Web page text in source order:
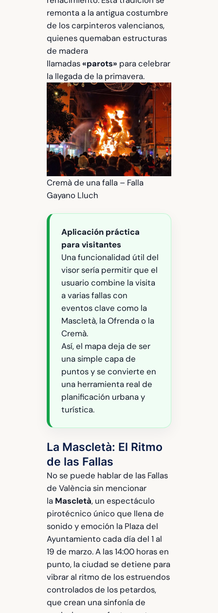
remonta a la antigua costumbre
de los carpinteros valencianos,
quienes quemaban estructuras
de madera
llamadas«parots» para celebrar
la llegada de la primavera.
Cremà de una falla – Falla
Gayano Lluch
Aplicación práctica
para visitantes
Una funcionalidad útil del
visor sería permitir que el
usuario combine la visita
a varias fallas con
eventos clave como la
Mascletà, la Ofrenda o la
Cremà.
Así, el mapa deja de ser
una simple capa de
puntos y se convierte en
una herramienta real de
planificación urbana y
turística.
La Mascletà: El Ritmo
de las Fallas
No se puede hablar de las Fallas
de València sin mencionar
la Mascletà, un espectáculo
pirotécnico único que llena de
sonido y emoción la Plaza del
Ayuntamiento cada día del 1 al
19 de marzo. A las 14:00 horas en
punto, la ciudad se detiene para
vibrar al ritmo de los estruendos
controlados de los petardos,
que crean una sinfonía de